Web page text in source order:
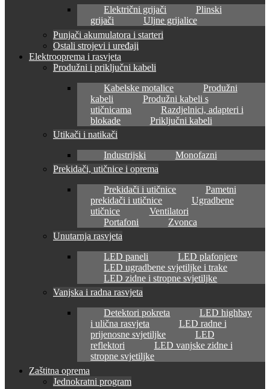
Električni grijači
Plinski
grijači
Uljne grijalice
Punjači akumulatora i starteri
Ostali strojevi i uređaji
Elektrooprema i rasvjeta
Produžni i priključni kabeli
Kabelske motalice
Produžni
kabeli
Produžni kabeli s
utičnicama
Razdjelnici, adapteri i
blokade
Priključni kabeli
Utikači i natikači
Industrijski
Monofazni
Prekidači, utičnice i oprema
Prekidači i utičnice
Pametni
prekidači i utičnice
Ugradbene
utičnice
Ventilatori
Portafoni
Zvonca
Unutarnja rasvjeta
LED paneli
LED plafonjere
LED ugradbene svjetiljke i trake
LED zidne i stropne svjetiljke
Vanjska i radna rasvjeta
Detektori pokreta
LED highbay
i ulična rasvjeta
LED radne i
prijenosne svjetiljke
LED
reflektori
LED vanjske zidne i
stropne svjetiljke
Zaštitna oprema
Jednokratni program